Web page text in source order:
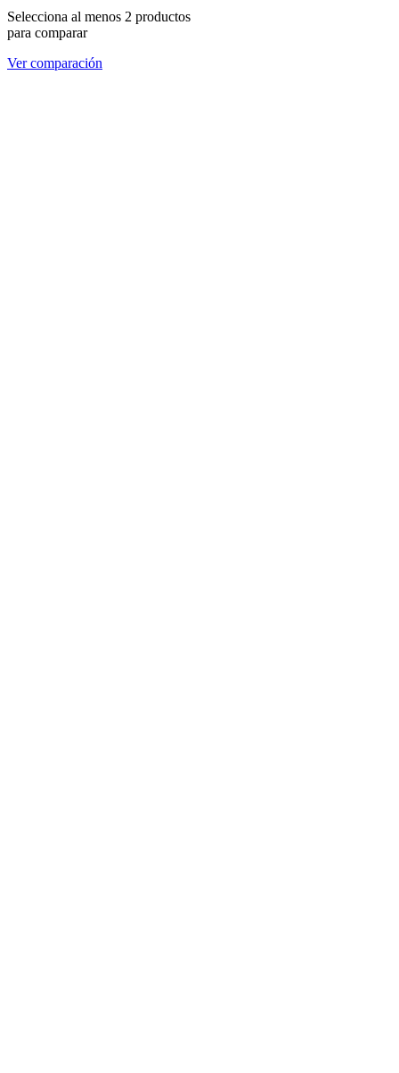
Selecciona al menos 2 productos
para comparar
Ver comparación